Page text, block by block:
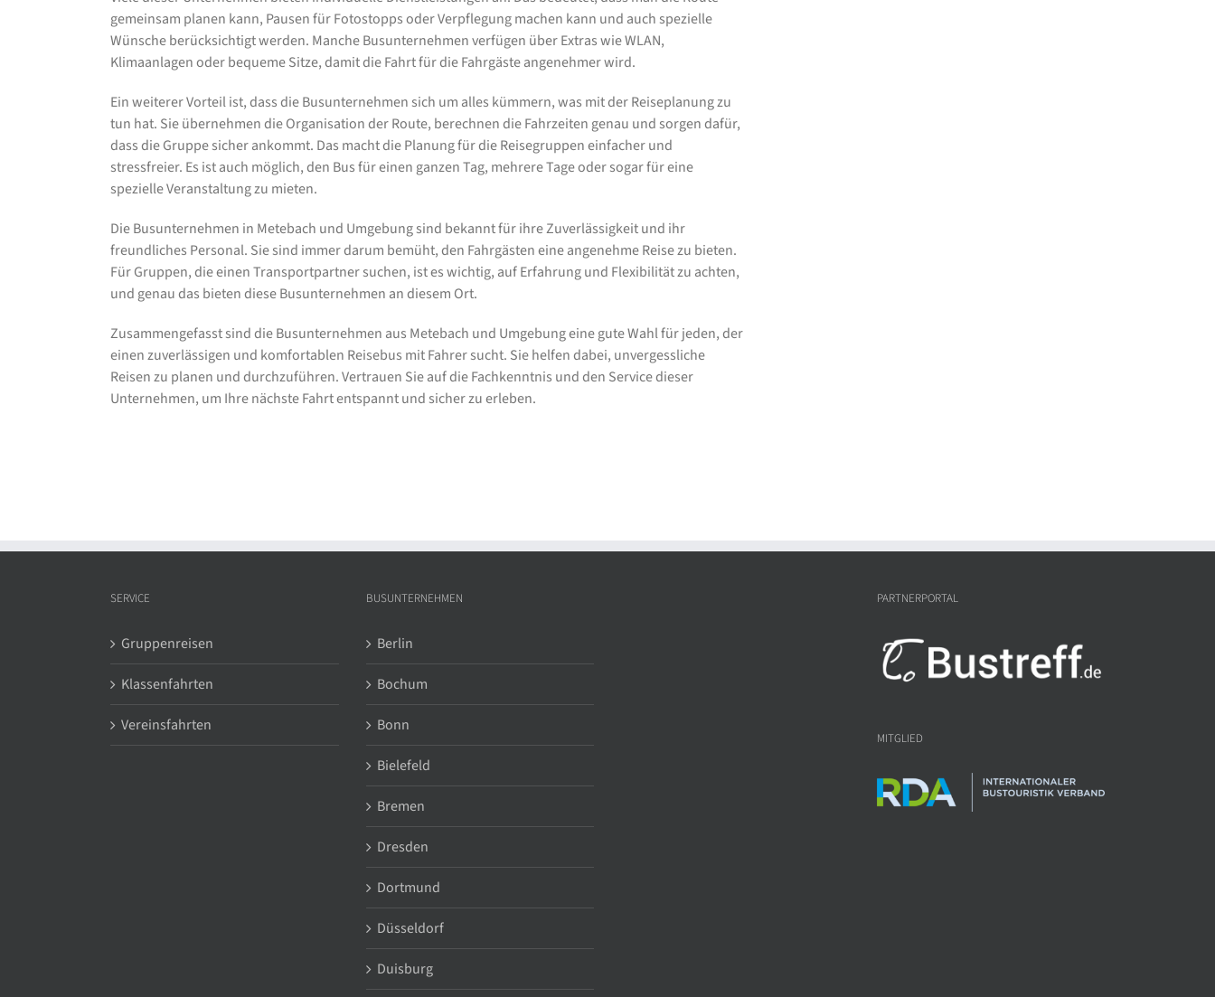
gemeinsam planen kann, Pausen für Fotostopps oder Verpflegung machen kann und auch spezielle
Wünsche berücksichtigt werden. Manche Busunternehmen verfügen über Extras wie WLAN,
Klimaanlagen oder bequeme Sitze, damit die Fahrt für die Fahrgäste angenehmer wird.
Ein weiterer Vorteil ist, dass die Busunternehmen sich um alles kümmern, was mit der Reiseplanung zu
tun hat. Sie übernehmen die Organisation der Route, berechnen die Fahrzeiten genau und sorgen dafür,
dass die Gruppe sicher ankommt. Das macht die Planung für die Reisegruppen einfacher und
stressfreier. Es ist auch möglich, den Bus für einen ganzen Tag, mehrere Tage oder sogar für eine
spezielle Veranstaltung zu mieten.
Die Busunternehmen in Metebach und Umgebung sind bekannt für ihre Zuverlässigkeit und ihr
freundliches Personal. Sie sind immer darum bemüht, den Fahrgästen eine angenehme Reise zu bieten.
Für Gruppen, die einen Transportpartner suchen, ist es wichtig, auf Erfahrung und Flexibilität zu achten,
und genau das bieten diese Busunternehmen an diesem Ort.
Zusammengefasst sind die Busunternehmen aus Metebach und Umgebung eine gute Wahl für jeden, der
einen zuverlässigen und komfortablen Reisebus mit Fahrer sucht. Sie helfen dabei, unvergessliche
Reisen zu planen und durchzuführen. Vertrauen Sie auf die Fachkenntnis und den Service dieser
Unternehmen, um Ihre nächste Fahrt entspannt und sicher zu erleben.
SERVICE
Gruppenreisen
Klassenfahrten
Vereinsfahrten
BUSUNTERNEHMEN
Berlin
Bochum
Bonn
Bielefeld
Bremen
Dresden
Dortmund
Düsseldorf
Duisburg
PARTNERPORTAL
MITGLIED